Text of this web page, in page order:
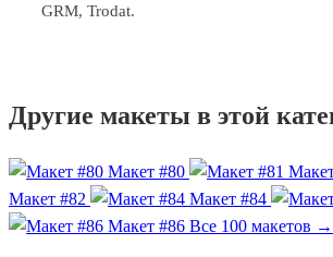
GRM, Trodat.
Другие макеты в этой
Макет #80
Макет #82
Макет #84
Макет #86 Все 100 макетов →